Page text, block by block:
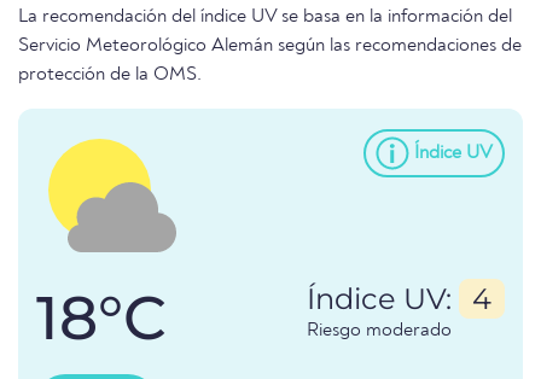
La recomendación del índice UV se basa en la información del
Servicio Meteorológico Alemán según las recomendaciones de
protección de la OMS.
Índice UV
18°C Índice UV: 4
Riesgo moderado